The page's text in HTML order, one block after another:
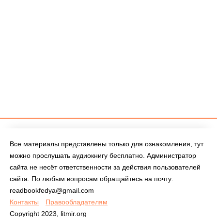
Все материалы представлены только для ознакомления, тут
можно прослушать аудиокнигу бесплатно. Администратор
сайта не несёт ответственности за действия пользователей
сайта. По любым вопросам обращайтесь на почту:
readbookfedya@gmail.com
Контакты
Правообладателям
Copyright 2023, litmir.org